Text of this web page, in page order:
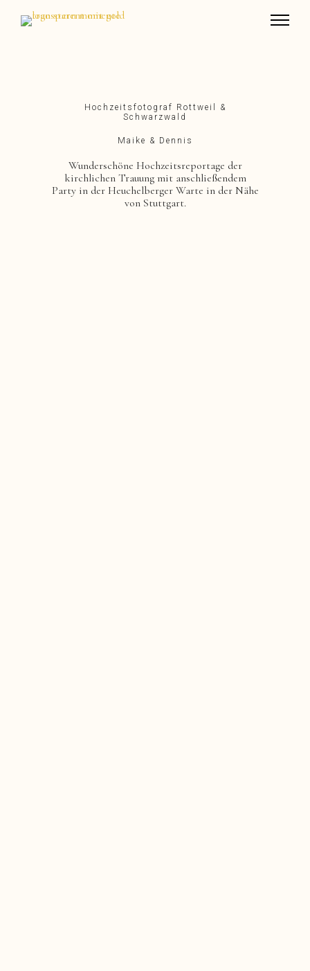
Hochzeitsfotograf Rottweil &
Schwarzwald
Maike & Dennis
Wunderschöne Hochzeitsreportage der
kirchlichen Trauung mit anschließendem
Party in der Heuchelberger Warte in der Nähe
von Stuttgart.